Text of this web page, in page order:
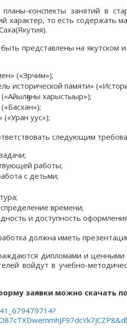
конспекты занятий в
характер, то есть содержать
представлены на якутском
(«Эрчим»);
исторической памяти»
харыстыыр»);
уус»);
следующим
работы;
с детьми;
времени;
и доступность
должна иметь
дипломами и ценными
войдут в учебно-
заявки можно скачать